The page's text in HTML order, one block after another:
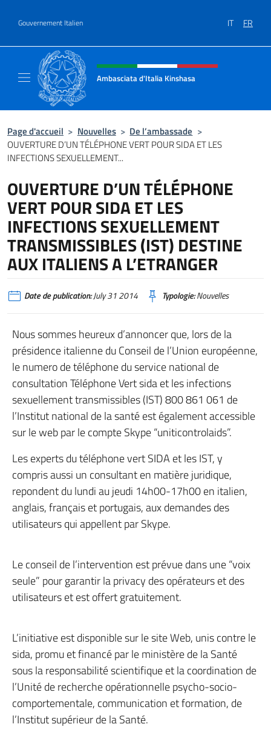
Gouvernement Italien IT FR
Site Web, social et en-tête de
Ambasciata d'Italia Kinshasa
Page d'accueil > Nouvelles > De l’ambassade >
OUVERTURE D’UN TÉLÉPHONE VERT POUR SIDA ET LES
INFECTIONS SEXUELLEMENT...
OUVERTURE D’UN TÉLÉPHONE
VERT POUR SIDA ET LES
INFECTIONS SEXUELLEMENT
TRANSMISSIBLES (IST) DESTINE
AUX ITALIENS A L’ETRANGER
Date de publication:July 31 2014 Typologie:Nouvelles
Nous sommes heureux d’annoncer que, lors de la
présidence italienne du Conseil de l’Union européenne,
le numero de téléphone du service national de
consultation Téléphone Vert sida et les infections
sexuellement transmissibles (IST) 800 861 061 de
l’Institut national de la santé est également accessible
sur le web par le compte Skype “uniticontrolaids”.
Les experts du téléphone vert SIDA et les IST, y
compris aussi un consultant en matière juridique,
repondent du lundi au jeudi 14h00-17h00 en italien,
anglais, français et portugais, aux demandes des
utilisateurs qui appellent par Skype.
Le conseil de l’intervention est prévue dans une “voix
seule” pour garantir la privacy des opérateurs et des
utilisateurs et est offert gratuitement.
L’initiative est disponible sur le site Web, unis contre le
sida, promu et financé par le ministère de la Santé
sous la responsabilité scientifique et la coordination de
l’Unité de recherche opérationnelle psycho-socio-
comportementale, communication et formation, de
l’Institut supérieur de la Santé.